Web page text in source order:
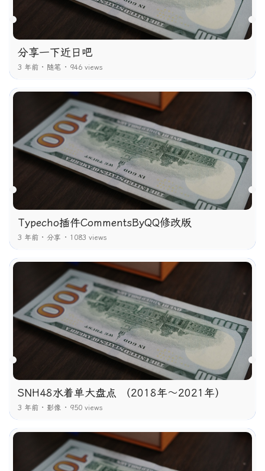
分享一下近日吧
3 年前 随笔 946 views
Typecho插件CommentsByQQ修改版
3 年前 分享 1083 views
SNH48水着单大盘点 （2018年～2021年）
3 年前 影像 950 views